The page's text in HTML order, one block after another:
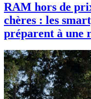
RAM hors de
chères : les
préparent à une